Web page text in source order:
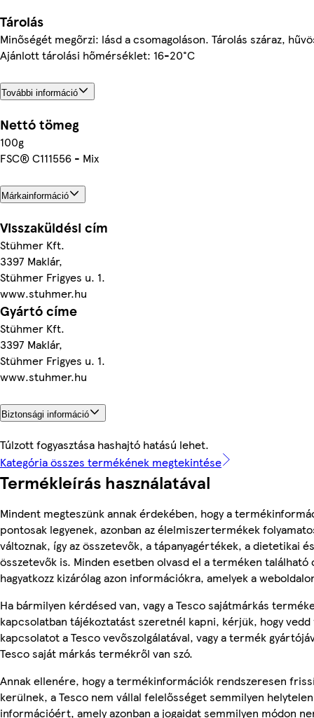
Tárolás
Minőségét megőrzi: lásd a csomagoláson. Tárolás száraz,
Ajánlott tárolási hőmérséklet: 16-20°C
További információ
Nettó tömeg
100g
FSC® C111556 - Mix
Márkainformáció
Visszaküldési cím
Stühmer Kft.
3397 Maklár,
Stühmer Frigyes u. 1.
www.stuhmer.hu
Gyártó címe
Stühmer Kft.
3397 Maklár,
Stühmer Frigyes u. 1.
www.stuhmer.hu
Biztonsági információ
Túlzott fogyasztása hashajtó hatású lehet.
Kategória összes termékének megtekintése
Termékleírás használatával
Mindent megteszünk annak érdekében, hogy a
pontosak legyenek, azonban az élelmiszertermékek
változnak, így az összetevők, a tápanyagértékek, a dietetikai
összetevők is. Minden esetben olvasd el a terméken található
hagyatkozz kizárólag azon információkra, amelyek a
Ha bármilyen kérdésed van, vagy a Tesco sajátmárkás
kapcsolatban tájékoztatást szeretnél kapni, kérjük, hogy vedd
kapcsolatot a Tesco vevőszolgálatával, vagy a termék
Tesco saját márkás termékről van szó.
Annak ellenére, hogy a termékinformációk rendszeresen
kerülnek, a Tesco nem vállal felelősséget semmilyen helytelen
információért, amely azonban a jogaidat semmilyen módon